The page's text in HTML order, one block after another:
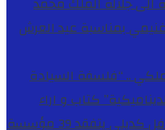
بمناسبة عيد العرش
.. “فلسفة السيادة
كتاب و اراء
الدكتور نوفل كديلي يتفقد 39 مؤسسة